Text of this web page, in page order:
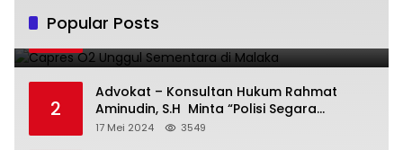
Popular Posts
1 Capres O2 Unggul Sementara di Malaka
2
Advokat – Konsultan Hukum Rahmat
Aminudin, S.H Minta “Polisi Segara
Tuntaskan Kasus Vina”
17 Mei 2024 3549